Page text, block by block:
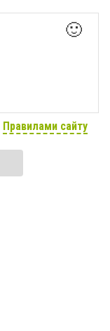
🙂
Правилами сайту